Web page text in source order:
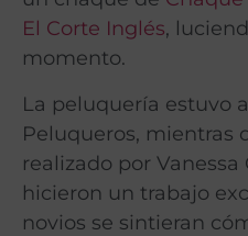
El Corte Inglés,
momento.
La peluquería estuvo
Peluqueros, mientras
realizado por Vanessa
hicieron un trabajo
novios se sintieran